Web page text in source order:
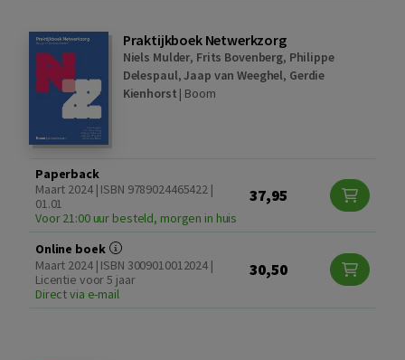
Praktijkboek Netwerkzorg
Niels Mulder, Frits Bovenberg, Philippe
Delespaul,Jaap van Weeghel, Gerdie
Kienhorst | Boom
Paperback
Maart 2024 | ISBN 9789024465422 |
01.01
Voor 21:00 uur besteld, morgen in huis
37,95
Online boek
Maart 2024 | ISBN 3009010012024 |
Licentie voor 5 jaar
Direct via e-mail
30,50